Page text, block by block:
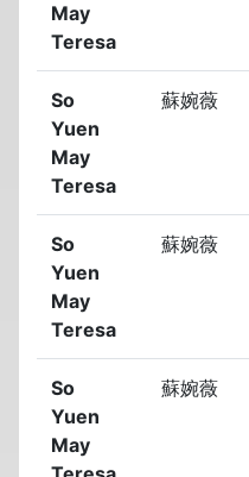
May
Teresa
So
Yuen
May
Teresa
蘇婉薇
So
Yuen
May
Teresa
蘇婉薇
So
Yuen
May
蘇婉薇